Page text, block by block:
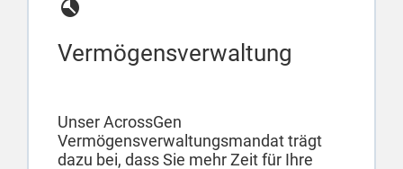
Vermögensverwaltung
Unser AcrossGen
Vermögensverwaltungsmandat trägt
dazu bei, dass Sie mehr Zeit für Ihre